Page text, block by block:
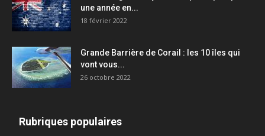
une année en...
18 février 2022
Grande Barrière de Corail : les 10 îles qui
vont vous...
26 octobre 2022
Rubriques populaires